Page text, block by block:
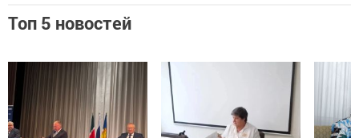
Топ 5 новостей